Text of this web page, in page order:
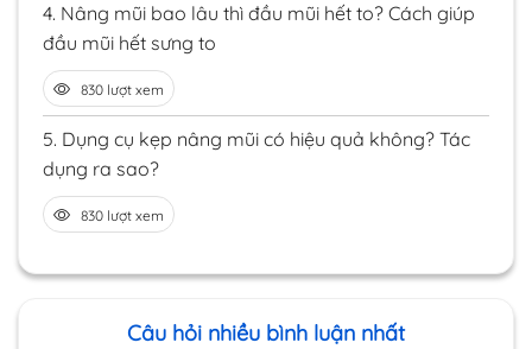
4. Nâng mũi bao lâu thì đầu mũi hết to? Cách giúp
đầu mũi hết sưng to
830 lượt xem
5. Dụng cụ kẹp nâng mũi có hiệu quả không? Tác
dụng ra sao?
830 lượt xem
Câu hỏi nhiều bình luận nhất